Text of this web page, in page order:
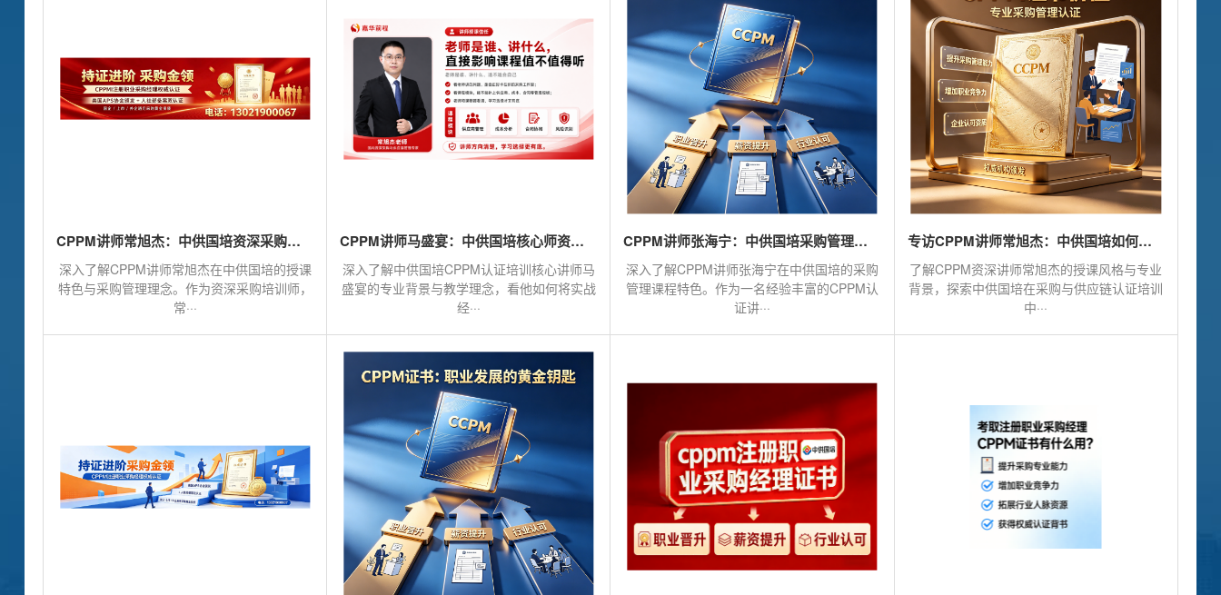
CPPM讲师常旭杰：中供国培资深采购培训师的专业见解
深入了解CPPM讲师常旭杰在中供国培的授课
特色与采购管理理念。作为资深采购培训师，
常···
CPPM讲师马盛宴：中供国培核心师资，助力采购人专业跃升
深入了解中供国培CPPM认证培训核心讲师马
盛宴的专业背景与教学理念，看他如何将实战
经···
CPPM讲师张海宁：中供国培采购管理培训的实战派引路人
深入了解CPPM讲师张海宁在中供国培的采购
管理课程特色。作为一名经验丰富的CPPM认
证讲···
专访CPPM讲师常旭杰：中供国培如何赋能采购人的专业跃迁
了解CPPM资深讲师常旭杰的授课风格与专业
背景，探索中供国培在采购与供应链认证培训
中···